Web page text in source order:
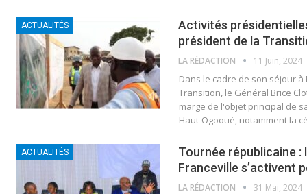
ACTUALITÉS
Activités
président de la
LA RÉDACTION 11 Juin, 2024
Dans le cadre de son séjour
Transition, le Général Brice
marge de l'objet principal de
Haut-Ogooué, notamment la
ACTUALITÉS
Tournée républicaine
Franceville s’activent
LA RÉDACTION 31 Mai, 2024